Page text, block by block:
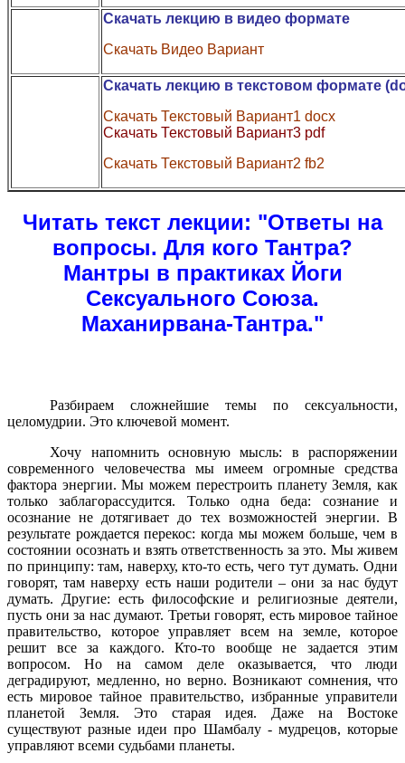
Скачать лекцию в видео формате
Скачать Видео Вариант
Скачать лекцию в текстовом формате
Скачать Текстовый Вариант1 docx
Скачать Текстовый Вариант3 pdf
Скачать Текстовый Вариант2 fb2
Читать текст лекции: "Ответы на
вопросы. Для кого Тантра?
Мантры в практиках Йоги
Сексуального Союза.
Маханирвана-Тантра."
Разбираем сложнейшие темы по сексуальности,
целомудрии. Это ключевой момент.
Хочу напомнить основную мысль: в распоряжении
современного человечества мы имеем огромные средства
фактора энергии. Мы можем перестроить планету Земля, как
только заблагорассудится. Только одна беда: сознание и
осознание не дотягивает до тех возможностей энергии. В
результате рождается перекос: когда мы можем больше, чем в
состоянии осознать и взять ответственность за это. Мы живем
по принципу: там, наверху, кто-то есть, чего тут думать. Одни
говорят, там наверху есть наши родители – они за нас будут
думать. Другие: есть философские и религиозные деятели,
пусть они за нас думают. Третьи говорят, есть мировое тайное
правительство, которое управляет всем на земле, которое
решит все за каждого. Кто-то вообще не задается этим
вопросом. Но на самом деле оказывается, что люди
деградируют, медленно, но верно. Возникают сомнения, что
есть мировое тайное правительство, избранные управители
планетой Земля. Это старая идея. Даже на Востоке
существуют разные идеи про Шамбалу - мудрецов, которые
управляют всеми судьбами планеты.